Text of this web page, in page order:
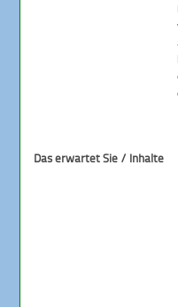
Das erwartet Sie / Inhalte